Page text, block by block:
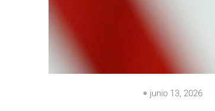
junio 13, 2026